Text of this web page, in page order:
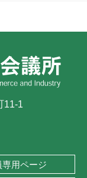
11-1
専用ページ